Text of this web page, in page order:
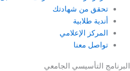
تحقق من شهادتك
أندية طلابية
المركز الإعلامي
تواصل معنا
البرنامج التأسيسي الجامعي